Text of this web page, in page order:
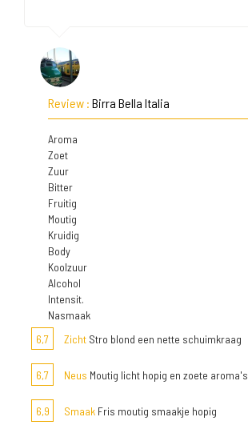
Review : Birra Bella Italia
Aroma
Zoet
Zuur
Bitter
Fruitig
Moutig
Kruidig
Body
Koolzuur
Alcohol
Intensit.
Nasmaak
6,7
Zicht Stro blond een nette schuimkraag
6,7 Neus Moutig licht hopig en zoete aroma's
6,9 Smaak Fris moutig smaakje hopig